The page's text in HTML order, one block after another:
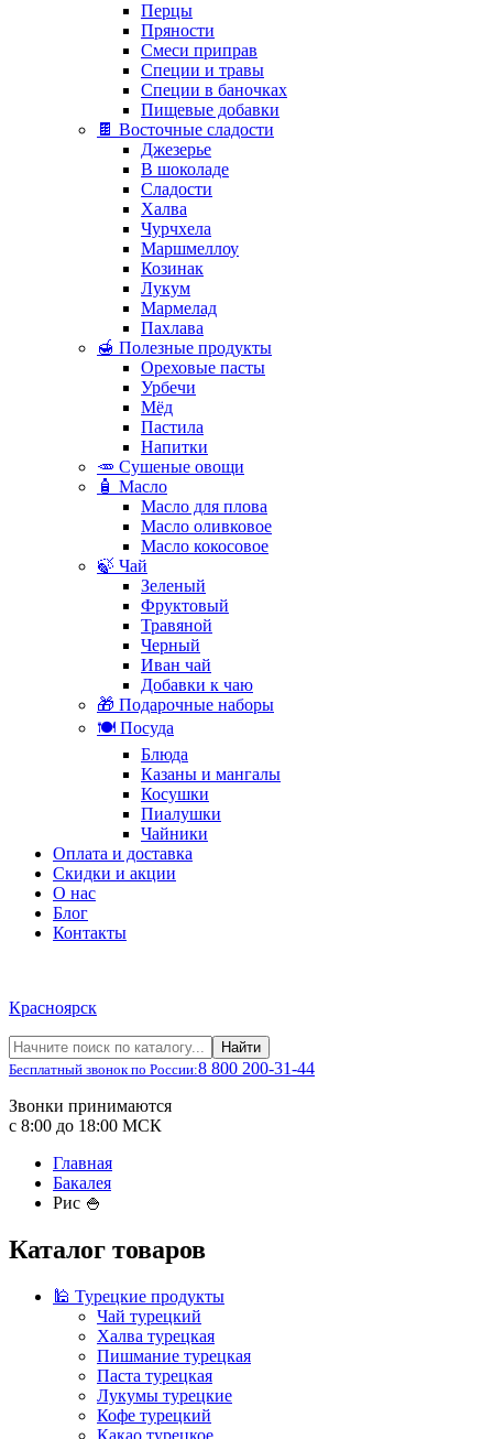
Перцы
Пряности
Смеси приправ
Специи и травы
Специи в баночках
Пищевые добавки
🍫 Восточные сладости
Джезерье
В шоколаде
Сладости
Халва
Чурчхела
Маршмеллоу
Козинак
Лукум
Мармелад
Пахлава
🍯 Полезные продукты
Ореховые пасты
Урбечи
Мёд
Пастила
Напитки
🥕 Сушеные овощи
🧴 Масло
Масло для плова
Масло оливковое
Масло кокосовое
🍃 Чай
Зеленый
Фруктовый
Травяной
Черный
Иван чай
Добавки к чаю
🎁 Подарочные наборы
🍽️ Посуда
Блюда
Казаны и мангалы
Косушки
Пиалушки
Чайники
Оплата и доставка
Скидки и акции
О нас
Блог
Контакты
Красноярск
Найти
Бесплатный звонок по России:8 800 200-31-44
Звонки принимаются
с 8:00 до 18:00 МСК
Главная
Бакалея
Рис 🍚
Каталог товаров
🕌 Турецкие продукты
Чай турецкий
Халва турецкая
Пишмание турецкая
Паста турецкая
Лукумы турецкие
Кофе турецкий
Какао турецкое